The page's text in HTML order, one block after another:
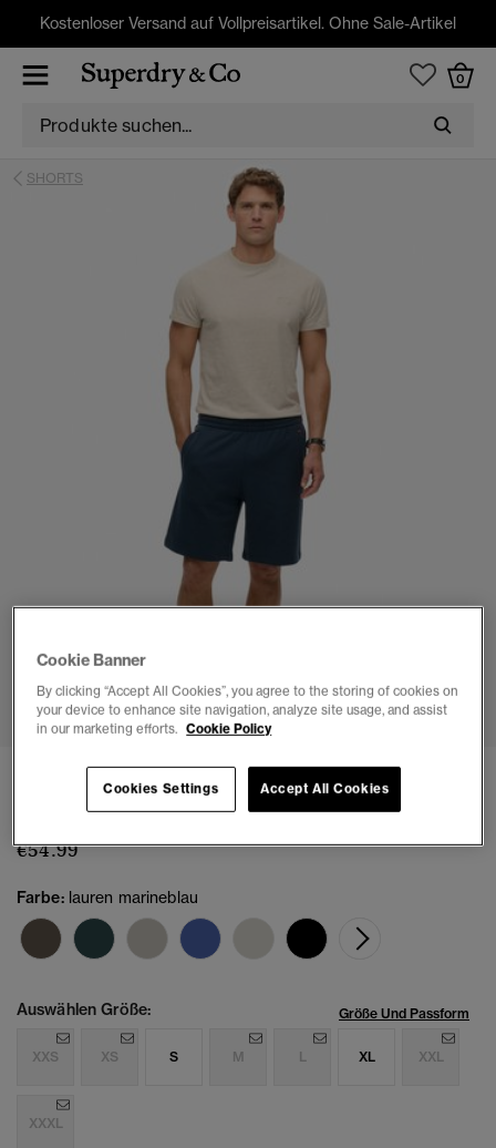
Kostenloser Versand auf Vollpreisartikel. Ohne Sale-Artikel
0
SHORTS
1 2 3 4 5 6 7
Essential Logo Jersey Shorts
(1)
€54.99
Farbe: lauren marineblau
Auswählen Größe: Größe Und Passform
XXS XS S M L XL XXL
XXXL
Cookie Banner
By clicking “Accept All Cookies”, you agree to the storing of cookies on
your device to enhance site navigation, analyze site usage, and assist
in our marketing efforts. Cookie Policy
Accept All Cookies
Cookies Settings